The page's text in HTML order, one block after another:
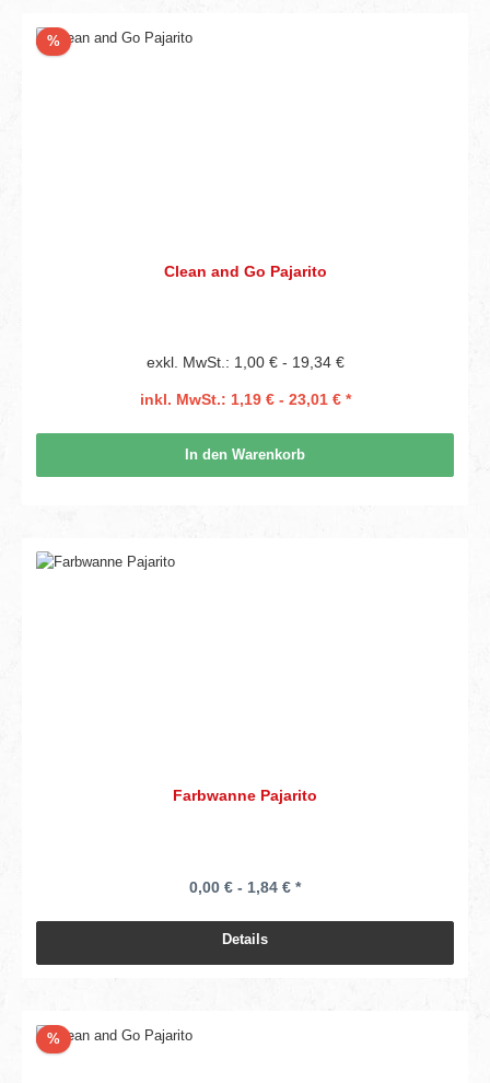
%Rabatt
Clean and Go Pajarito
exkl. MwSt.: 1,00 € - 19,34 €
inkl. MwSt.: 1,19 € - 23,01 € *
In den Warenkorb
Farbwanne Pajarito
0,00 € - 1,84 € *
Details
%Rabatt